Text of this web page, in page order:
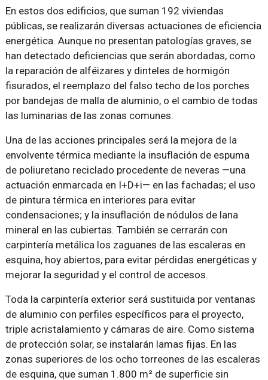
En estos dos edificios, que suman 192 viviendas
públicas, se realizarán diversas actuaciones de eficiencia
energética. Aunque no presentan patologías graves, se
han detectado deficiencias que serán abordadas, como
la reparación de alféizares y dinteles de hormigón
fisurados, el reemplazo del falso techo de los porches
por bandejas de malla de aluminio, o el cambio de todas
las luminarias de las zonas comunes.
Una de las acciones principales será la mejora de la
envolvente térmica mediante la insuflación de espuma
de poliuretano reciclado procedente de neveras —una
actuación enmarcada en I+D+i— en las fachadas; el uso
de pintura térmica en interiores para evitar
condensaciones; y la insuflación de nódulos de lana
mineral en las cubiertas. También se cerrarán con
carpintería metálica los zaguanes de las escaleras en
esquina, hoy abiertos, para evitar pérdidas energéticas y
mejorar la seguridad y el control de accesos.
Toda la carpintería exterior será sustituida por ventanas
de aluminio con perfiles específicos para el proyecto,
triple acristalamiento y cámaras de aire. Como sistema
de protección solar, se instalarán lamas fijas. En las
zonas superiores de los ocho torreones de las escaleras
de esquina, que suman 1.800 m² de superficie sin